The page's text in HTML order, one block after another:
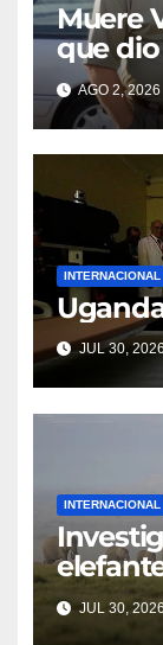
Muere
que dio
«Los
AGO 2, 2026
INTERNACIONAL
JUL 30, 2026
INTERNACIONAL
JUL 30, 2026